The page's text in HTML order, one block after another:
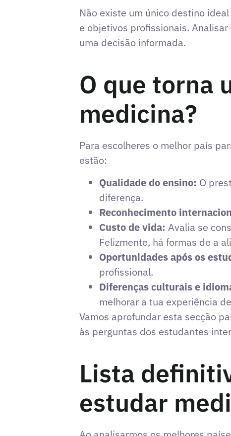
Não existe um único destino
e objetivos profissionais.
uma decisão informada.
O que torna
medicina?
Para escolheres o melhor país
estão:
Qualidade do ensino: O
diferença.
Reconhecimento
Custo de vida: Avalia se
Felizmente, há formas de a
Oportunidades após os
profissional.
Diferenças culturais e
melhorar a tua experiência
Vamos aprofundar esta secção
às perguntas dos estudantes
Lista
estudar